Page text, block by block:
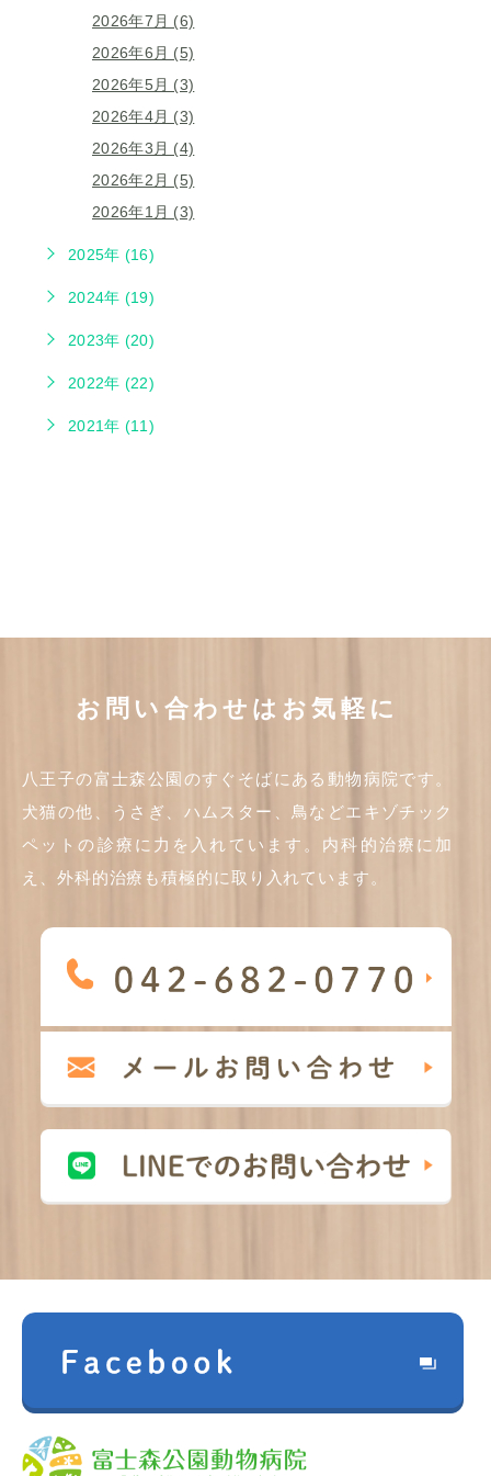
2026年7月 (6)
2026年6月 (5)
2026年5月 (3)
2026年4月 (3)
2026年3月 (4)
2026年2月 (5)
2026年1月 (3)
2025年 (16)
2024年 (19)
2023年 (20)
2022年 (22)
2021年 (11)
お問い合わせはお気軽に
八王子の富士森公園のすぐそばにある動物病院です。
犬猫の他、うさぎ、ハムスター、鳥などエキゾチック
ペットの診療に力を入れています。内科的治療に加
え、外科的治療も積極的に取り入れています。